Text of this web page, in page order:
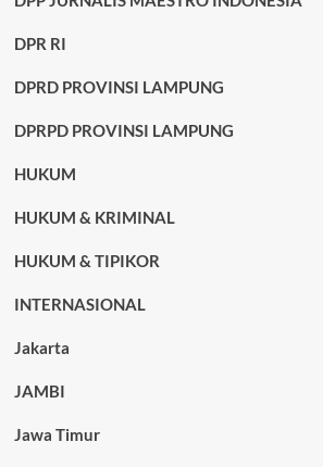
DPR RI
DPRD PROVINSI LAMPUNG
DPRPD PROVINSI LAMPUNG
HUKUM
HUKUM & KRIMINAL
HUKUM & TIPIKOR
INTERNASIONAL
Jakarta
JAMBI
Jawa Timur